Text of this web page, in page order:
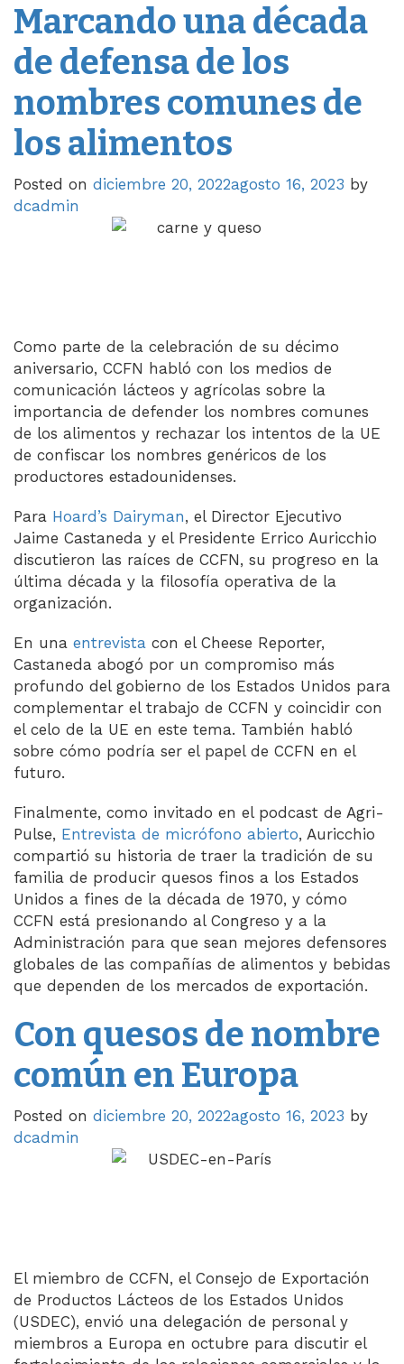
Marcando una década
de defensa de los
nombres comunes de
los alimentos
Posted on diciembre 20, 2022agosto 16, 2023 by
dcadmin
Como parte de la celebración de su décimo
aniversario, CCFN habló con los medios de
comunicación lácteos y agrícolas sobre la
importancia de defender los nombres comunes
de los alimentos y rechazar los intentos de la UE
de confiscar los nombres genéricos de los
productores estadounidenses.
Para Hoard’s Dairyman, el Director Ejecutivo
Jaime Castaneda y el Presidente Errico Auricchio
discutieron las raíces de CCFN, su progreso en la
última década y la filosofía operativa de la
organización.
En una entrevista con el Cheese Reporter,
Castaneda abogó por un compromiso más
profundo del gobierno de los Estados Unidos para
complementar el trabajo de CCFN y coincidir con
el celo de la UE en este tema. También habló
sobre cómo podría ser el papel de CCFN en el
futuro.
Finalmente, como invitado en el podcast de Agri-
Pulse, Entrevista de micrófono abierto, Auricchio
compartió su historia de traer la tradición de su
familia de producir quesos finos a los Estados
Unidos a fines de la década de 1970, y cómo
CCFN está presionando al Congreso y a la
Administración para que sean mejores defensores
globales de las compañías de alimentos y bebidas
que dependen de los mercados de exportación.
Con quesos de nombre
común en Europa
Posted on diciembre 20, 2022agosto 16, 2023 by
dcadmin
El miembro de CCFN, el Consejo de Exportación
de Productos Lácteos de los Estados Unidos
(USDEC), envió una delegación de personal y
miembros a Europa en octubre para discutir el